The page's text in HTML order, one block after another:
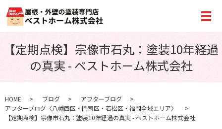
メ
【定期点検】宗像市石丸：塗装10年経過
の真実 - ベストホーム株式会社
HOME ブログ
アフターブログ
アフターブログ〈八幡西区・門司区・若松区・福岡全域エリア〉
【定期点検】宗像市石丸：塗装10年経過の真実 - ベストホーム株式会社